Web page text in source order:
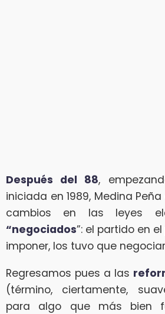
Después del 88,
iniciada en 1989, Medina
cambios en las leyes
“negociados”: el partido en
imponer, los tuvo que
Regresamos pues a las
(término, ciertamente,
para algo que más bien